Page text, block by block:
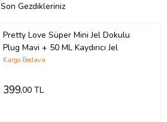
Son Gezdikleriniz
Pretty Love Süper Mini Jel Dokulu
Plug Mavi + 50 ML Kaydırıcı Jel
Kargo Bedava
399,00 TL